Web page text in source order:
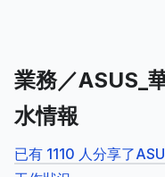
業務／ASUS_
水情報
已有 1110 人分享了